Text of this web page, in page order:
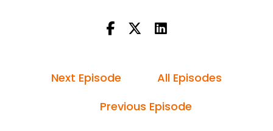
+ Ý 2: Việc vào chùa lạy Phật có giúp qua tai nạn,
thay đổi nhân quả?
Next Episode
All Episodes
Previous Episode